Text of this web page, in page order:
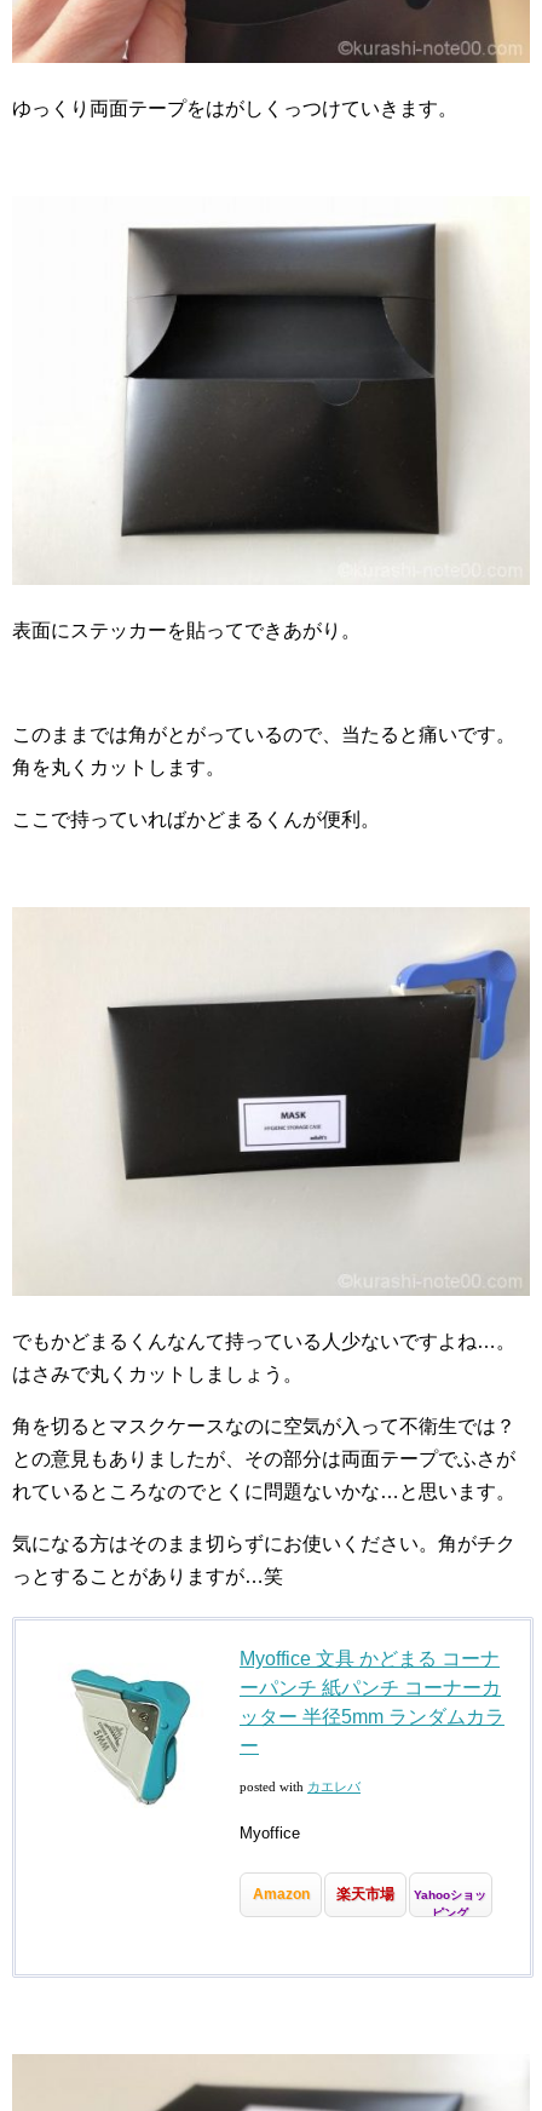
ゆっくり両面テープをはがしくっつけていきます。
表面にステッカーを貼ってできあがり。
このままでは角がとがっているので、当たると痛いです。
角を丸くカットします。
ここで持っていればかどまるくんが便利。
でもかどまるくんなんて持っている人少ないですよね…。
はさみで丸くカットしましょう。
角を切るとマスクケースなのに空気が入って不衛生では？
との意見もありましたが、その部分は両面テープでふさが
れているところなのでとくに問題ないかな…と思います。
気になる方はそのまま切らずにお使いください。角がチク
っとすることがありますが…笑
Myoffice 文具 かどまる コーナ
ーパンチ 紙パンチ コーナーカ
ッター 半径5mm ランダムカラ
ー
posted with カエレバ
Myoffice
Amazon 楽天市場
Yahooショッ
ピング